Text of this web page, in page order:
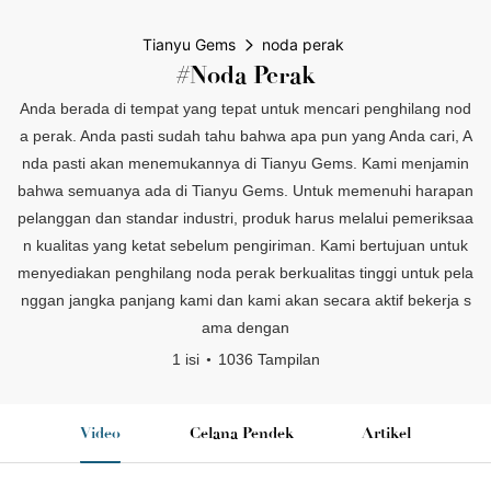
Tianyu Gems noda perak
#noda Perak
Anda berada di tempat yang tepat untuk mencari penghilang nod
a perak. Anda pasti sudah tahu bahwa apa pun yang Anda cari, A
nda pasti akan menemukannya di Tianyu Gems. Kami menjamin
bahwa semuanya ada di Tianyu Gems. Untuk memenuhi harapan
pelanggan dan standar industri, produk harus melalui pemeriksaa
n kualitas yang ketat sebelum pengiriman. Kami bertujuan untuk
menyediakan penghilang noda perak berkualitas tinggi untuk pela
nggan jangka panjang kami dan kami akan secara aktif bekerja s
ama dengan
1 isi
1036 Tampilan
Video Celana Pendek Artikel